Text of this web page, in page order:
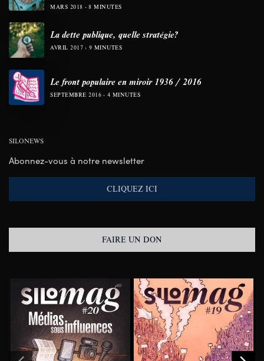
MARS 2018 8 MINUTES
La dette publique, quelle stratégie?
AVRIL 2017 9 MINUTES
Le front populaire en miroir 1936 / 2016
SEPTEMBRE 2016 4 MINUTES
SILONEWS
Abonnez-vous à notre newsletter
CLIQUEZ ICI
FAIRE UN DON